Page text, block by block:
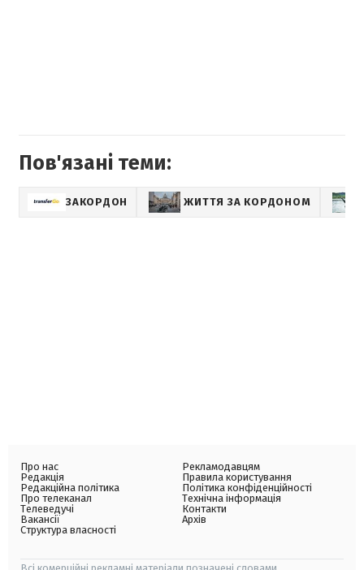
Пов'язані теми:
ЗАКОРДОН ЖИТТЯ ЗА КОРДОНОМ
Про нас
Редакція
Редакційна політика
Про телеканал
Телеведучі
Вакансії
Структура власності
Рекламодавцям
Правила користування
Політика конфіденційності
Технічна інформація
Контакти
Архів